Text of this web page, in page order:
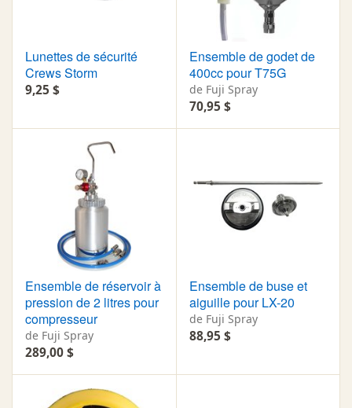
Lunettes de sécurité
Crews Storm
9,25 $
Ensemble de godet de
400cc pour T75G
de Fuji Spray
70,95 $
Ensemble de réservoir à
pression de 2 litres pour
compresseur
de Fuji Spray
289,00 $
Ensemble de buse et
aiguille pour LX-20
de Fuji Spray
88,95 $